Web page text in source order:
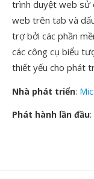
trình duyệt web sử
web trên tab và
trợ bởi các phần
các công cụ biểu
thiết yếu cho phát
Nhà phát triển:
Phát hành lần đầu